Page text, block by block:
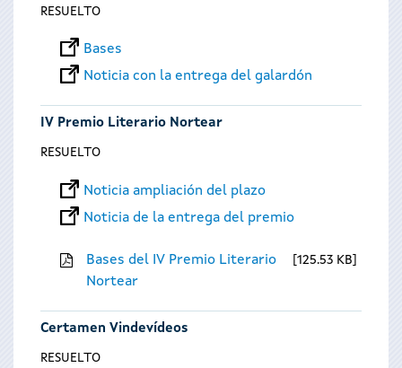
RESUELTO
Bases
Noticia con la entrega del galardón
IV Premio Literario Nortear
RESUELTO
Noticia ampliación del plazo
Noticia de la entrega del premio
Bases del IV Premio Literario
Nortear
125.53 KB
Certamen Vindevídeos
RESUELTO